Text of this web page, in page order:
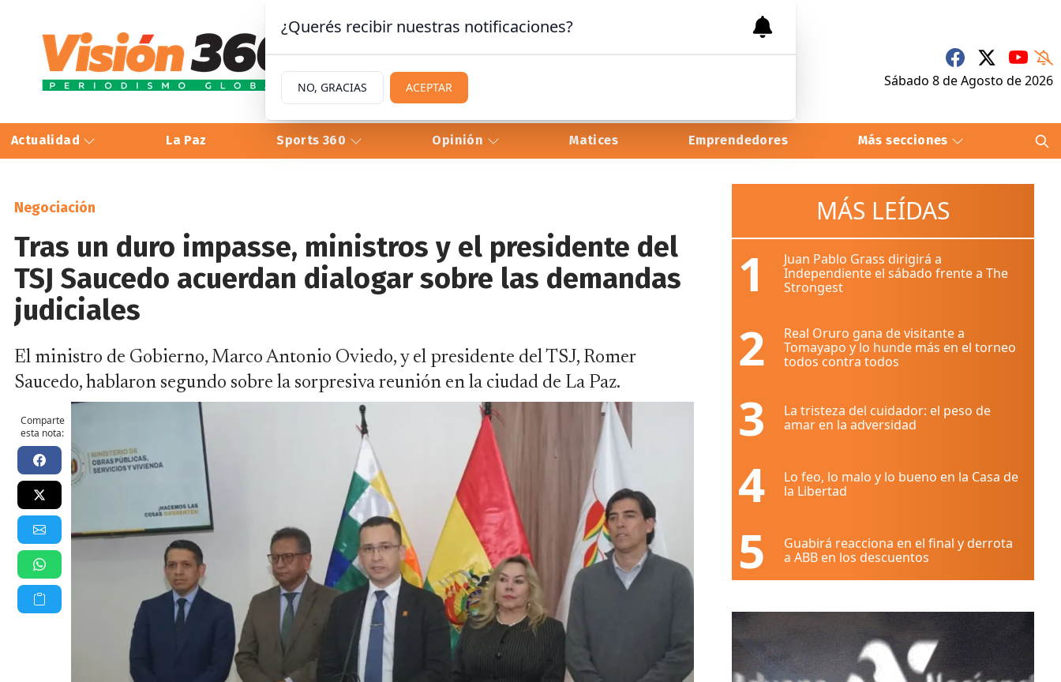
Sábado 8deAgosto de 2026
Actualidad La Paz Sports 360 Opinión Matices Emprendedores Más secciones
Negociación
Tras un duro impasse, ministros y el presidente del
TSJ Saucedo acuerdan dialogar sobre las demandas
judiciales
El ministro de Gobierno, Marco Antonio Oviedo, y el presidente del TSJ, Romer
Saucedo, hablaron segundo sobre la sorpresiva reunión en la ciudad de La Paz.
Comparte
esta nota:
MÁS LEÍDAS
1
Juan Pablo Grass dirigirá a
Independiente el sábado frente a The
Strongest
2
Real Oruro gana de visitante a
Tomayapo y lo hunde más en el torneo
todos contra todos
3
La tristeza del cuidador: el peso de
amar en la adversidad
4
Lo feo, lo malo y lo bueno en la Casa de
la Libertad
5
Guabirá reacciona en el final y derrota
a ABB en los descuentos
¿Querés recibir nuestras notificaciones?
NO, GRACIAS ACEPTAR